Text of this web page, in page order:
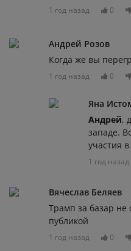
1 год назад 0
Андрей Розов
Когда же вы
1 год назад 0
Яна
Андрей,
западе.
участия
1 год назад
Вячеслав Беляев
Трамп за базар не
публикой
1 год назад 0